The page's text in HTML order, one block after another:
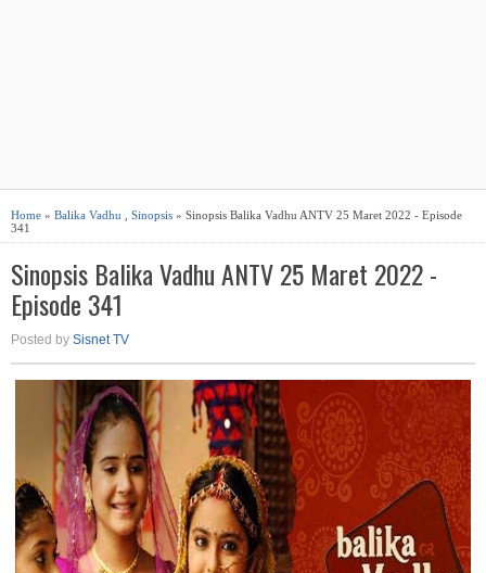
Home » Balika Vadhu Sinopsis » Sinopsis Balika Vadhu ANTV 25 Maret 2022 - Episode
341
Sinopsis Balika Vadhu ANTV 25 Maret 2022 -
Episode 341
Posted by Sisnet TV